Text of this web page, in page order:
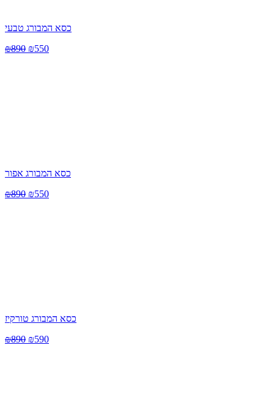
כסא המבורג טבעי
₪890 ₪550
כסא המבורג אפור
₪890 ₪550
כסא המבורג טורקיז
₪890 ₪590